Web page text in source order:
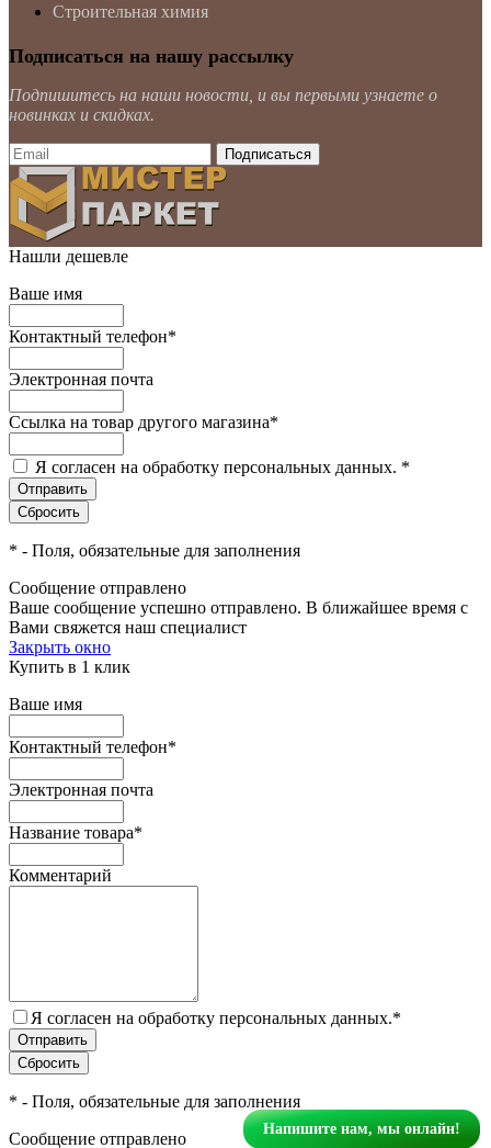
Строительная химия
Подписаться на нашу рассылку
Подпишитесь на наши новости, и вы первыми узнаете о
новинках и скидках.
Нашли дешевле
Ваше имя
Контактный телефон*
Электронная почта
Ссылка на товар другого магазина*
Я согласен на обработку персональных данных. *
* - Поля, обязательные для заполнения
Сообщение отправлено
Ваше сообщение успешно отправлено. В ближайшее время с
Вами свяжется наш специалист
Закрыть окно
Купить в 1 клик
Ваше имя
Контактный телефон*
Электронная почта
Название товара*
Комментарий
Я согласен на обработку персональных данных.*
* - Поля, обязательные для заполнения
Сообщение отправлено
Напишите нам, мы онлайн!